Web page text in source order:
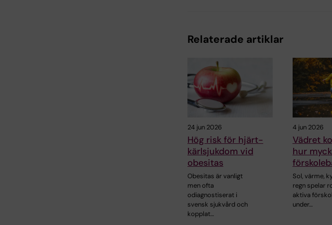
Relaterade artiklar
24 jun 2026
Hög risk för hjärt-
kärlsjukdom vid
obesitas
Obesitas är vanligt
men ofta
odiagnostiserat i
svensk sjukvård och
kopplat…
4 jun 2026
Vädret
hur
Sol, värme,
regn spelar
aktiva
under…